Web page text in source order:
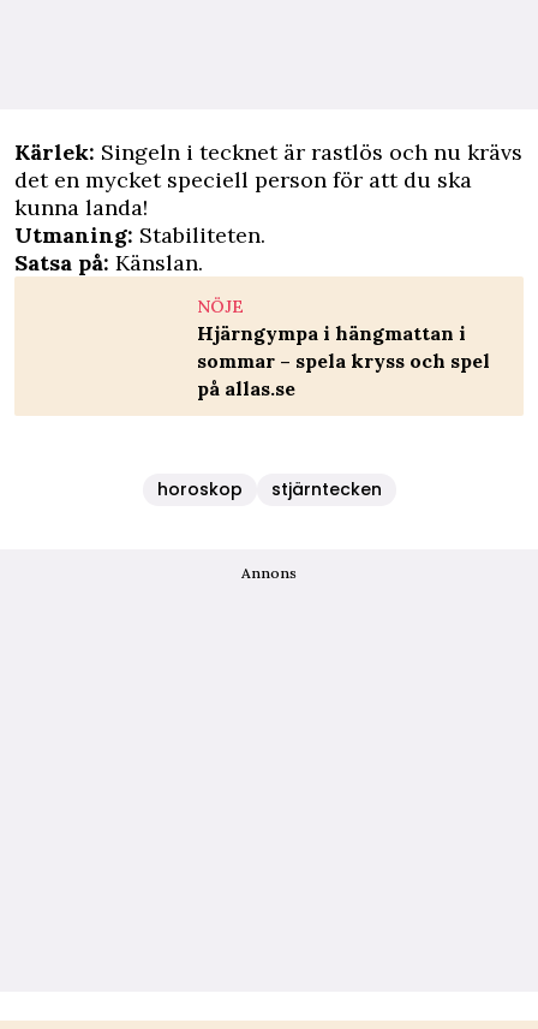
Kärlek: Singeln i tecknet är rastlös och nu krävs
det en mycket speciell person för att du ska
kunna landa!
Utmaning: Stabiliteten.
Satsa på: Känslan.
NÖJE
Hjärngympa i hängmattan i
sommar – spela kryss och spel
på allas.se
horoskop stjärntecken
Annons